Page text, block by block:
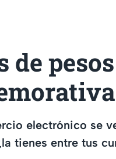
de
electrónico se
tienes entre tus